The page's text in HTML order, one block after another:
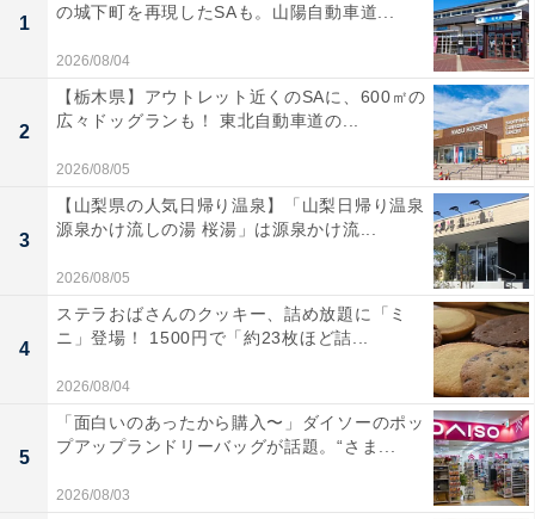
1
の城下町を再現したSAも。山陽自動車道...
2026/08/04
2
【栃木県】アウトレット近くのSAに、600㎡の
広々ドッグランも！ 東北自動車道の...
2026/08/05
3
【山梨県の人気日帰り温泉】「山梨日帰り温泉
源泉かけ流しの湯 桜湯」は源泉かけ流...
2026/08/05
4
ステラおばさんのクッキー、詰め放題に「ミ
ニ」登場！ 1500円で「約23枚ほど詰...
2026/08/04
5
「面白いのあったから購入〜」ダイソーのポッ
プアップランドリーバッグが話題。“さま...
2026/08/03